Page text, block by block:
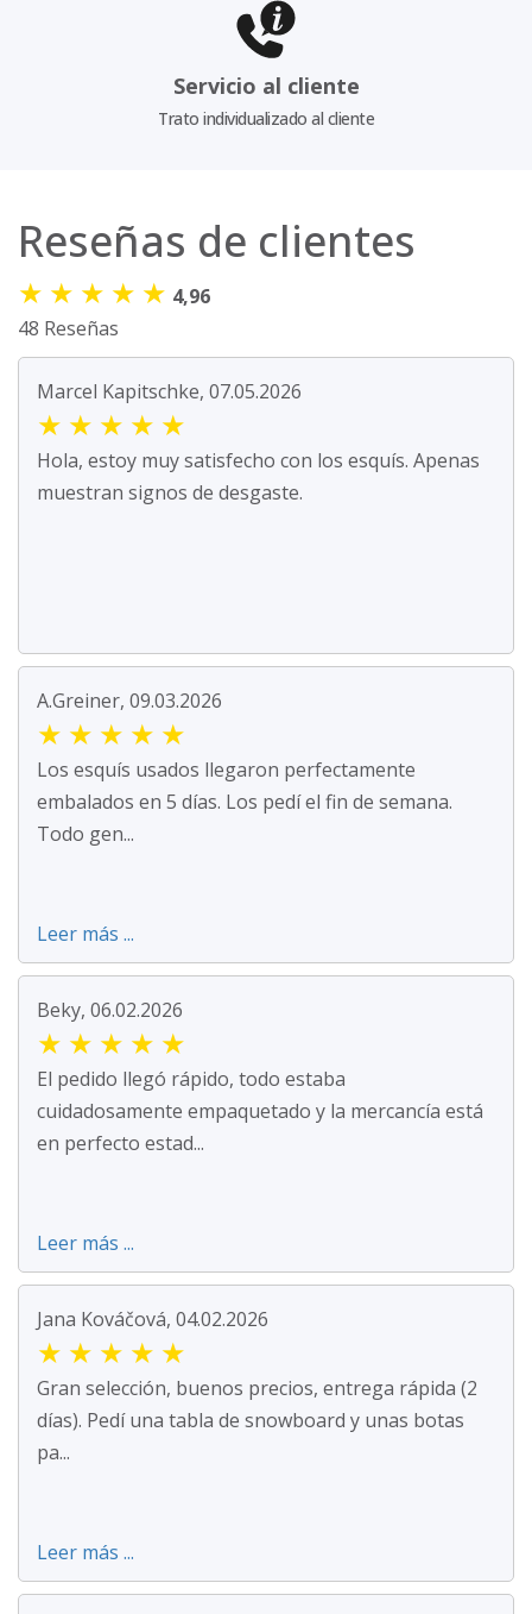
Servicio al cliente
Trato individualizado al cliente
Reseñas de clientes
★ ★ ★ ★ ★ 4,96
48 Reseñas
Marcel Kapitschke, 07.05.2026
★ ★ ★ ★ ★
Hola, estoy muy satisfecho con los esquís. Apenas
muestran signos de desgaste.
A.Greiner, 09.03.2026
★ ★ ★ ★ ★
Los esquís usados llegaron perfectamente
embalados en 5 días. Los pedí el fin de semana.
Todo gen...
Leer más ...
Beky, 06.02.2026
★ ★ ★ ★ ★
El pedido llegó rápido, todo estaba
cuidadosamente empaquetado y la mercancía está
en perfecto estad...
Leer más ...
Jana Kováčová, 04.02.2026
★ ★ ★ ★ ★
Gran selección, buenos precios, entrega rápida (2
días). Pedí una tabla de snowboard y unas botas
pa...
Leer más ...